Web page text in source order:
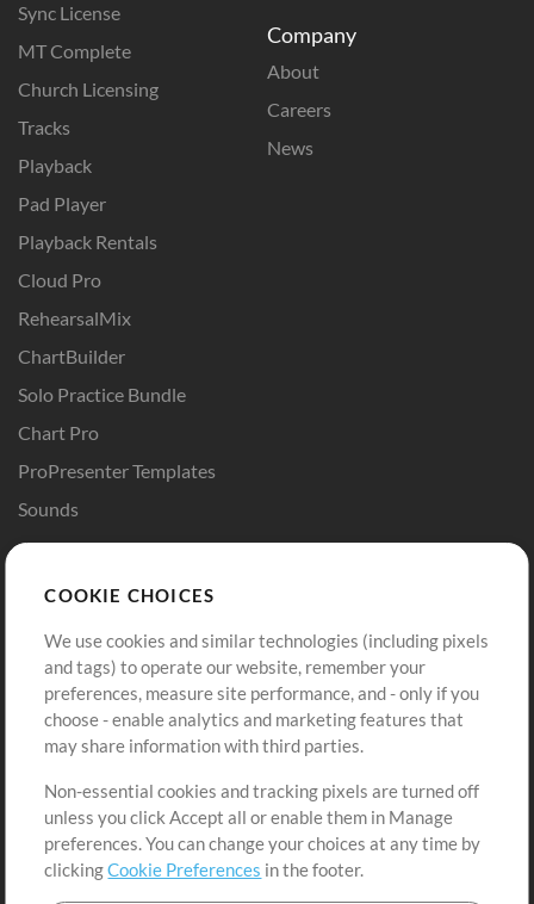
Sync License
MT Complete
Church Licensing
Tracks
Playback
Pad Player
Playback Rentals
Cloud Pro
RehearsalMix
ChartBuilder
Solo Practice Bundle
Chart Pro
ProPresenter Templates
Sounds
Company
About
Careers
News
Buy Credits
Free Content
Request a Song
Extras
Submit your music
Playlists
Sign Up
View cart
COOKIE CHOICES
We use cookies and similar technologies (including pixels
and tags) to operate our website, remember your
preferences, measure site performance, and - only if you
choose - enable analytics and marketing features that
may share information with third parties.
Non-essential cookies and tracking pixels are turned off
unless you click Accept all or enable them in Manage
preferences. You can change your choices at any time by
clickingCookie Preferences in the footer.